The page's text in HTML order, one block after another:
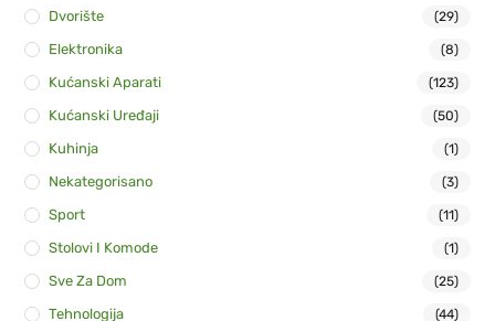
Dvorište (29)
Elektronika (8)
Kućanski Aparati (123)
Kućanski Uređaji (50)
Kuhinja (1)
Nekategorisano (3)
Sport (11)
Stolovi I Komode (1)
Sve Za Dom (25)
Tehnologija (44)